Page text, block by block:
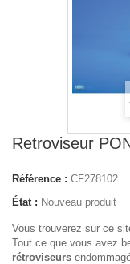
Retroviseur
Référence : CF278102
État : Nouveau produit
Vous trouverez sur ce
Tout ce que vous avez
rétroviseurs